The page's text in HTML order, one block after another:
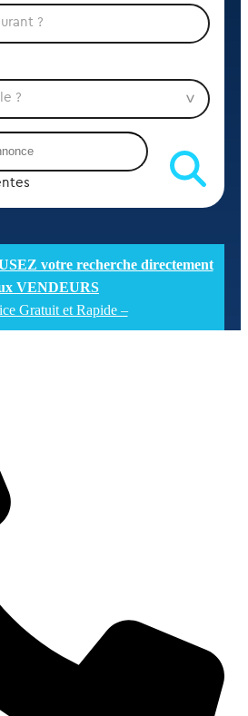
votre recherche directement
VENDEURS
Gratuit et Rapide –